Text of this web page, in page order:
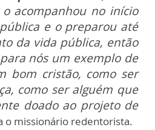
acompanhou no início
e o preparou até
da vida pública, então
nós um exemplo de
bom cristão, como ser
como ser alguém que
doado ao projeto de
o missionário redentorista.